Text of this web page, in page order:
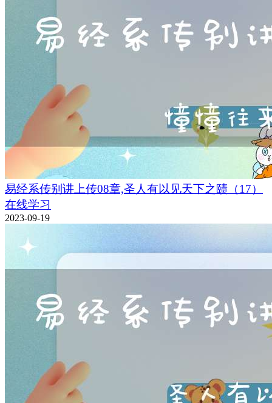
易经系传别讲上传08章,圣人有以见天下之赜（17）
在线学习
2023-09-19